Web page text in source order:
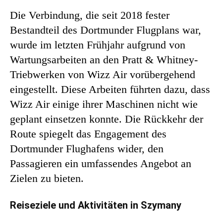
Die Verbindung, die seit 2018 fester
Bestandteil des Dortmunder Flugplans war,
wurde im letzten Frühjahr aufgrund von
Wartungsarbeiten an den Pratt & Whitney-
Triebwerken von Wizz Air vorübergehend
eingestellt. Diese Arbeiten führten dazu, dass
Wizz Air einige ihrer Maschinen nicht wie
geplant einsetzen konnte. Die Rückkehr der
Route spiegelt das Engagement des
Dortmunder Flughafens wider, den
Passagieren ein umfassendes Angebot an
Zielen zu bieten.
Reiseziele und Aktivitäten in Szymany